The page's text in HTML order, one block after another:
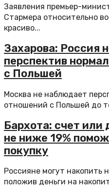
Заявления премьер-
Стармера относительно
красиво...
Захарова: Россия
перспектив
с Польшей
Москва не наблюдает
отношений с Польшей до
Бархота: счет или
не ниже 19%
покупку
Россияне могут накопить
положив деньги на